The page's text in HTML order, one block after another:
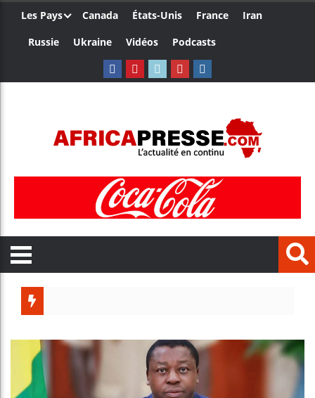
Les Pays Canada États-Unis France
Iran
Russie
Ukraine Vidéos Podcasts
Réforme
Bénin :